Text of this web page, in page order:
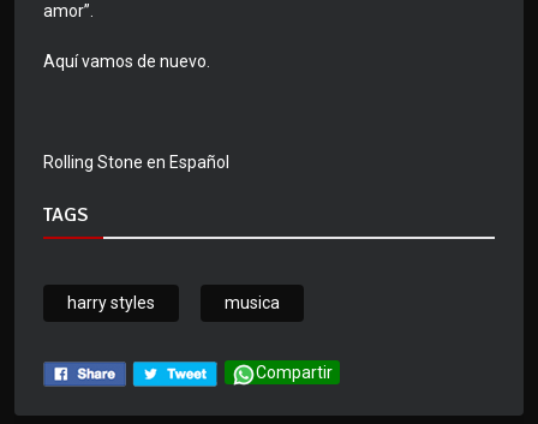
amor”.
Aquí vamos de nuevo.
Rolling Stone en Español
TAGS
harry styles musica
Compartir